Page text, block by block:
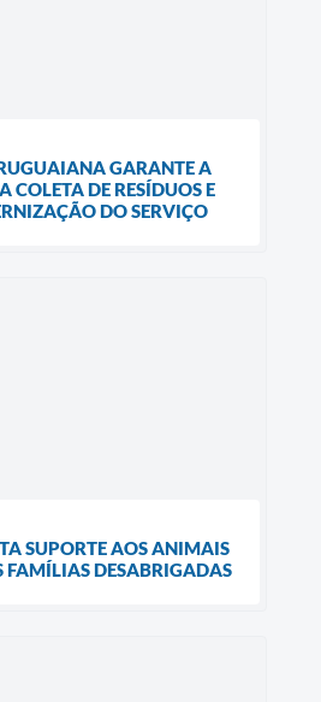
GARANTE A
COLETA DE RESÍDUOS E
DO SERVIÇO
SUPORTE AOS ANIMAIS
FAMÍLIAS DESABRIGADAS